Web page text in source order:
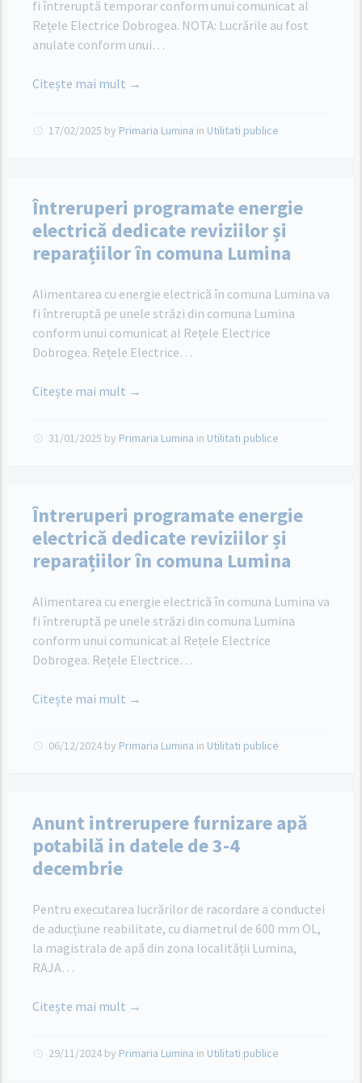
fi întreruptă temporar conform unui comunicat al
Rețele Electrice Dobrogea. NOTA: Lucrările au fost
anulate conform unui…
Citește mai mult →
17/02/2025 by Primaria Lumina in Utilitati publice
Întreruperi programate energie
electrică dedicate reviziilor și
reparațiilor în comuna Lumina
Alimentarea cu energie electrică în comuna Lumina va
fi întreruptă pe unele străzi din comuna Lumina
conform unui comunicat al Rețele Electrice
Dobrogea. Rețele Electrice…
Citește mai mult →
31/01/2025 by Primaria Lumina in Utilitati publice
Întreruperi programate energie
electrică dedicate reviziilor și
reparațiilor în comuna Lumina
Alimentarea cu energie electrică în comuna Lumina va
fi întreruptă pe unele străzi din comuna Lumina
conform unui comunicat al Rețele Electrice
Dobrogea. Rețele Electrice…
Citește mai mult →
06/12/2024 by Primaria Lumina in Utilitati publice
Anunt intrerupere furnizare apă
potabilă in datele de 3-4
decembrie
Pentru executarea lucrărilor de racordare a conductei
de aducțiune reabilitate, cu diametrul de 600 mm OL,
la magistrala de apă din zona localității Lumina,
RAJA…
Citește mai mult →
29/11/2024 by Primaria Lumina in Utilitati publice